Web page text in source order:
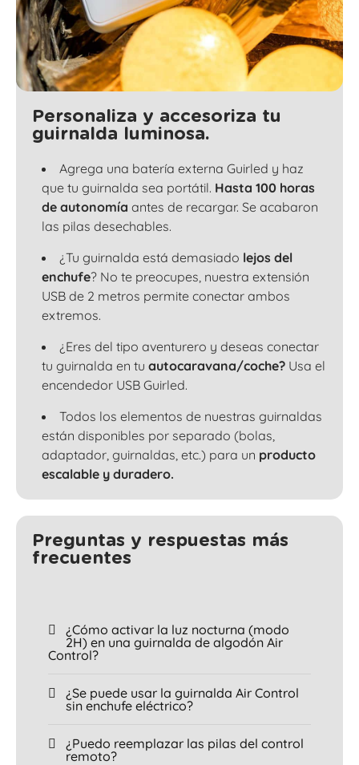
Personaliza y accesoriza tu
guirnalda luminosa.
Agrega una batería externa Guirled y haz
que tu guirnalda sea portátil. Hasta 100 horas
de autonomía antes de recargar. Se acabaron
las pilas desechables.
¿Tu guirnalda está demasiado lejos del
enchufe? No te preocupes, nuestra extensión
USB de 2 metros permite conectar ambos
extremos.
¿Eres del tipo aventurero y deseas conectar
tu guirnalda en tu autocaravana/coche? Usa el
encendedor USB Guirled.
Todos los elementos de nuestras guirnaldas
están disponibles por separado (bolas,
adaptador, guirnaldas, etc.) para un producto
escalable y duradero.
Preguntas y respuestas más
frecuentes
¿Cómo activar la luz nocturna (modo
2H) en una guirnalda de algodón Air
Control?
¿Se puede usar la guirnalda Air Control
sin enchufe eléctrico?
¿Puedo reemplazar las pilas del control
remoto?